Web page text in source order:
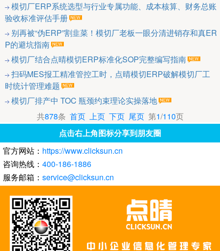
模切厂ERP系统选型与行业专属功能、成本核算、财务总账
验收标准评估手册
别再被“伪ERP”割韭菜！模切厂老板一眼分清进销存和真ER
P的避坑指南
模切厂结合点晴模切ERP标准化SOP完整编写指南
扫码MES报工精准管控工时，点晴模切ERP破解模切厂工
时统计管理难题
模切厂排产中 TOC 瓶颈约束理论实操落地
共878条 首页 上页 下页 尾页第1/110页
点击右上角图标分享到朋友圈
官方网站： https://www.clicksun.cn
咨询热线： 400-186-1886
服务邮箱： service@clicksun.cn